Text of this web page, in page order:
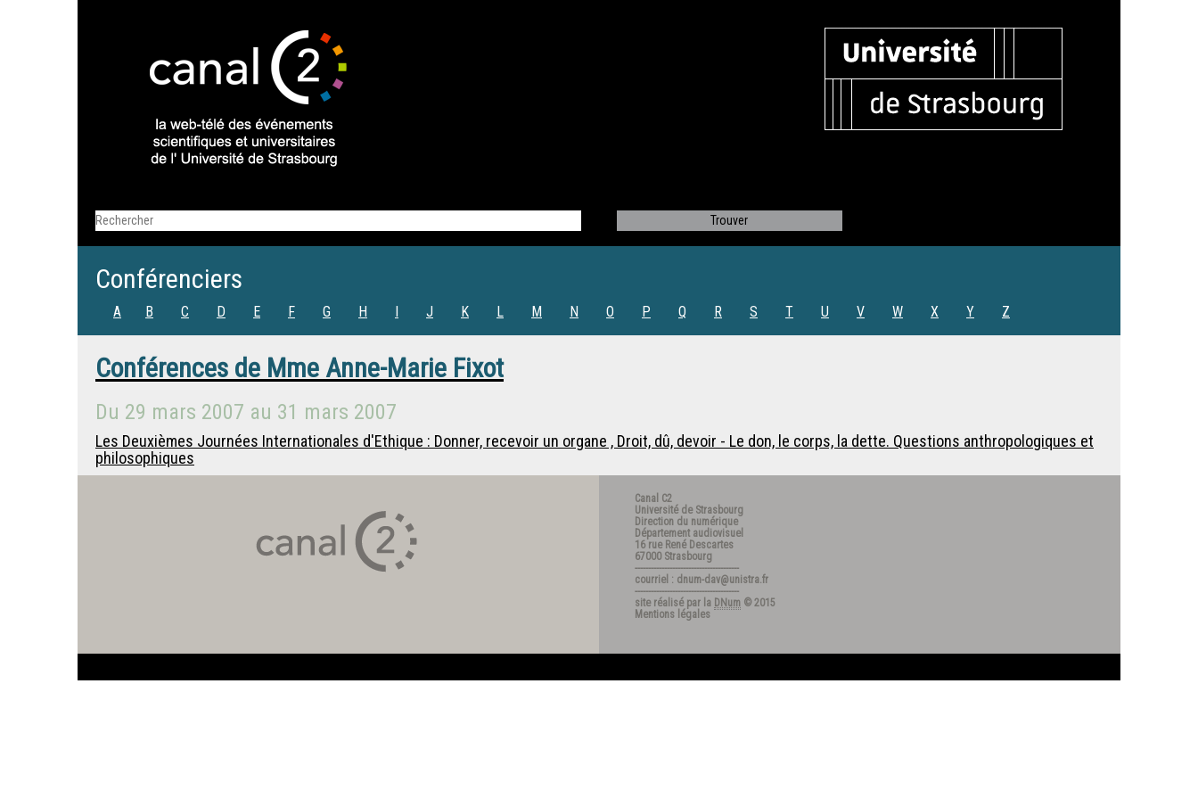
Conférenciers
A B C D E F G H I J K L M N O P Q R S T U V W X Y Z
Conférences de Mme Anne-Marie Fixot
Du 29 mars 2007 au 31 mars 2007
Les Deuxièmes Journées Internationales d'Ethique : Donner, recevoir un organe , Droit, dû, devoir - Le don, le corps, la dette. Questions anthropologiques et
philosophiques
Canal C2
Université de Strasbourg
Direction du numérique
Département audiovisuel
16 rue René Descartes
67000 Strasbourg
---------------------------------------
courriel : dnum-dav@unistra.fr
---------------------------------------
site réalisé par la DNum © 2015
Mentions légales